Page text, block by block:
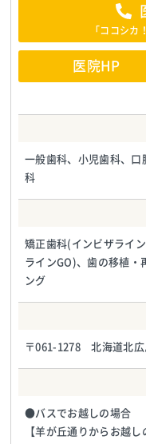
「ココシカ
医院HP
一般歯科、小児歯科、口
科
矯正歯科(インビザライ
ラインGO)、歯の移植・
ング
〒061-1278 北海道北広
●バスでお越しの場合
【羊が丘通りからお越し